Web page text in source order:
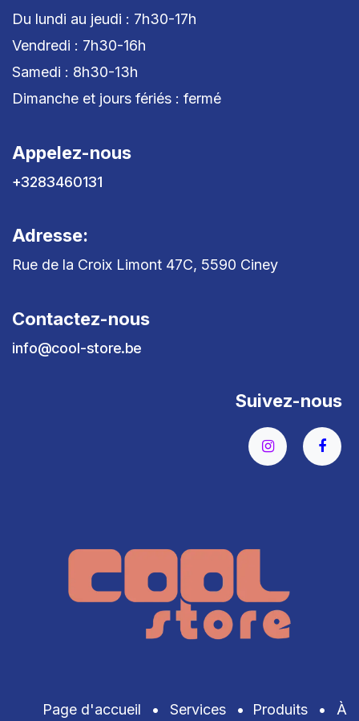
Du lundi au jeudi : 7h30-17h
Vendredi : 7h30-16h
Samedi : 8h30-13h
Dimanche et jours fériés : fermé
Appelez-nous
+3283460131
Adresse:
Rue de la Croix Limont 47C, 5590 Ciney
Contactez-nous
info@cool-store.be
Suivez-nous
Page d'accueil • Services • Produits • À